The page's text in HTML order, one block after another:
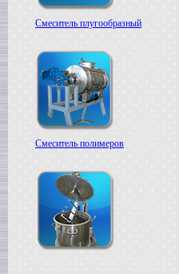
Смеситель плугообразный
Смеситель полимеров